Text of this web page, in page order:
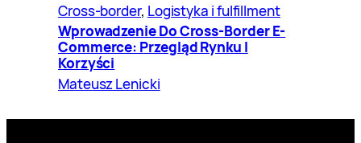
Cross-border, Logistyka i fulfillment
Wprowadzenie Do Cross-Border E-
Commerce: Przegląd Rynku I
Korzyści
Mateusz Lenicki